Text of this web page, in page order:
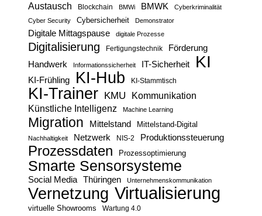
Austausch Blockchain BMWi BMWK
Cyberkriminalität
Cyber Security
Cybersicherheit Demonstrator
Digitale Mittagspause digitale Prozesse
Digitalisierung Fertigungstechnik Förderung
Handwerk Informationssicherheit IT-Sicherheit KI
KI-Frühling KI-Hub KI-Stammtisch
KI-Trainer KMU
Kommunikation
Künstliche Intelligenz
Machine Learning
Migration Mittelstand Mittelstand-Digital
Nachhaltigkeit Netzwerk NIS-2 Produktionssteuerung
Prozessdaten Prozessoptimierung
Smarte Sensorsysteme
Social Media Thüringen Unternehmenskommunikation
Vernetzung Virtualisierung
virtuelle Showrooms Wartung 4.0